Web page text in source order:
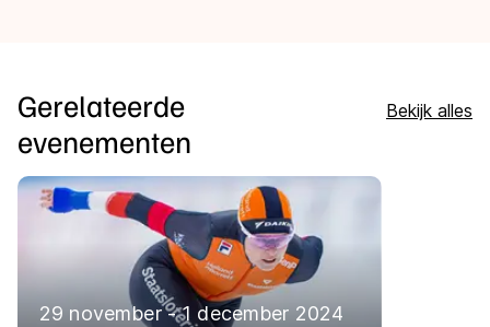
Gerelateerde
evenementen
Bekijk alles
29 november - 1 december 2024